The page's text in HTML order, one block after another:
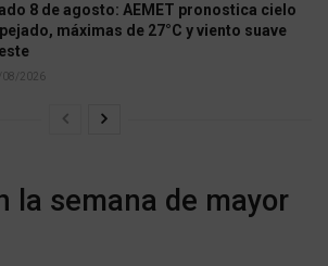
8 de agosto: AEMET pronostica cielo
máximas de 27°C y viento suave
08/2026
la semana de mayor